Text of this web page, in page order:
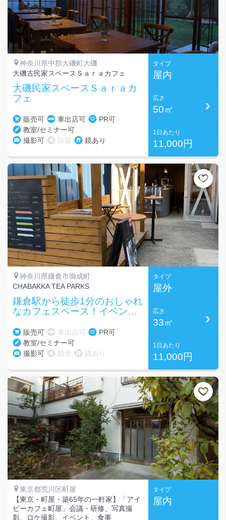
神奈川県中郡大磯町大磯
大磯古民家スペースＳａｒａカフェ
大磯民家スペースＳａｒａカ
フェ
販売可 車出店可
PR可
教室/セミナー可
撮影可
防音 鏡あり
タイプ
屋内
広さ
50㎡
1日あたり
11,000円
神奈川県鎌倉市御成町
CHABAKKA TEA PARKS
鎌倉駅から徒歩1分のおしゃれ
なカフェスペース！イベン
ギャラリーなどに！
販売可 車出店可
PR可
教室/セミナー可
撮影可
防音 鏡あり
タイプ
屋外
広さ
33㎡
1日あたり
11,000円
東京都荒川区町屋
【東京・町屋・築65年の一軒家】「アイ
ビーカフェ町屋」会議・研修、写真撮
影、ロケ撮影、イベント、食事
タイプ
屋内